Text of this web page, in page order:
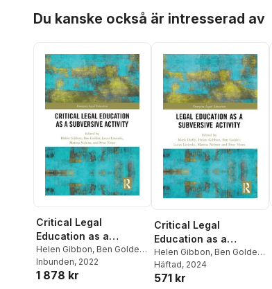
Du kanske också är intresserad av
Critical Legal
Education as a
Subversive Activity
Helen Gibbon, Ben Golder ,
Lucas Lixinski,Marina
Nehme ,Prue Vines
Inbunden, 2022
1 878 kr
Critical Legal
Education as a
Subversive Activity
Helen Gibbon, Ben Golder ,
Lucas Lixinski
Nehme,
Häftad, 2024
571 kr